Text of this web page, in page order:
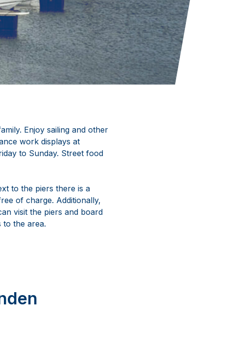
Enjoy sailing and other
work displays at
to Sunday. Street food
to the piers there is a
of charge. Additionally,
visit the piers and board
to the area.